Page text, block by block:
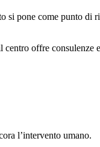
si pone come punto di
offre consulenze
l’intervento umano.